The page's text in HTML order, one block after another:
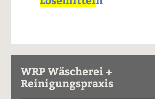
WRP Wäscherei +
Reinigungspraxis